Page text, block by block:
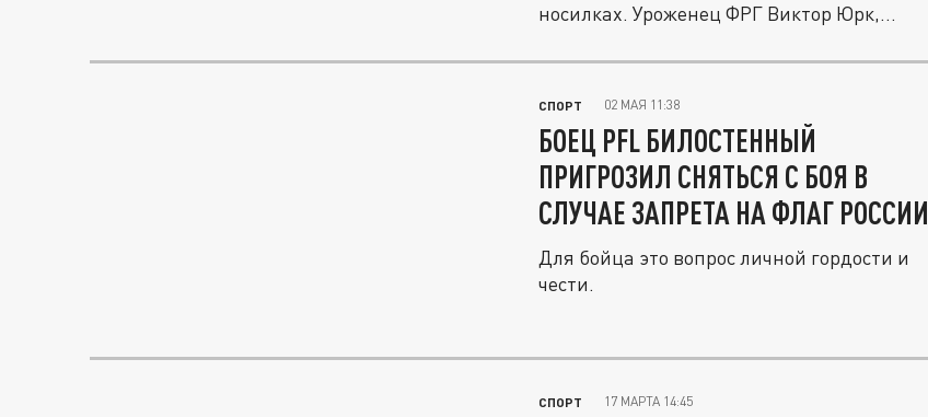
носилках. Уроженец ФРГ Виктор Юрк,...
СПОРТ 02 МАЯ 11:38
БОЕЦ PFL БИЛОСТЕННЫЙ
ПРИГРОЗИЛ СНЯТЬСЯ С БОЯ В
СЛУЧАЕ ЗАПРЕТА НА ФЛАГ РОССИИ
Для бойца это вопрос личной гордости и
чести.
СПОРТ 17 МАРТА 14:45